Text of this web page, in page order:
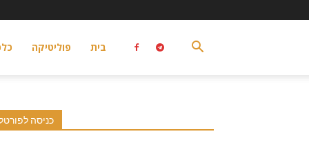
פוליטיקה בית
כניסה